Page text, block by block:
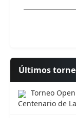
Últimos
Torneo
Centenario de